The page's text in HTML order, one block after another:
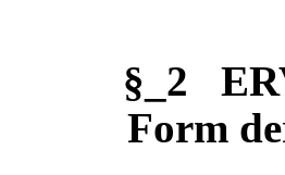
§_2
Form